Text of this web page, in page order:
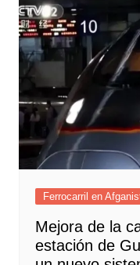
Ferrocarril en
Mejora de la
estación de